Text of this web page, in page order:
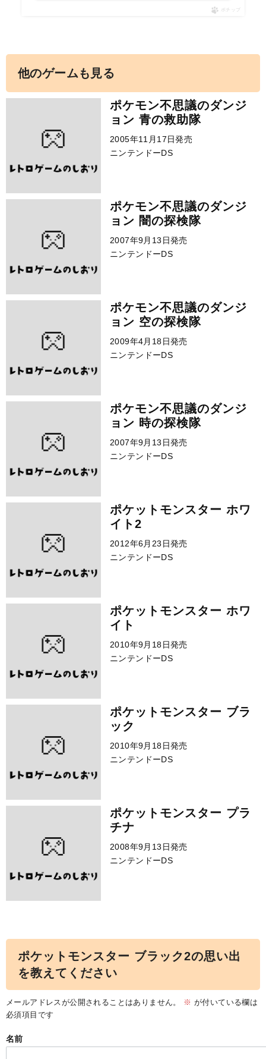
ポチップ
他のゲームも見る
ポケモン不思議のダンジ
ョン 青の救助隊
2005年11月17日発売
ニンテンドーDS
ポケモン不思議のダンジ
ョン 闇の探検隊
2007年9月13日発売
ニンテンドーDS
ポケモン不思議のダンジ
ョン 空の探検隊
2009年4月18日発売
ニンテンドーDS
ポケモン不思議のダンジ
ョン 時の探検隊
2007年9月13日発売
ニンテンドーDS
ポケットモンスター ホワ
イト2
2012年6月23日発売
ニンテンドーDS
ポケットモンスター ホワ
イト
2010年9月18日発売
ニンテンドーDS
ポケットモンスター ブラ
ック
2010年9月18日発売
ニンテンドーDS
ポケットモンスター プラ
チナ
2008年9月13日発売
ニンテンドーDS
ポケットモンスター ブラック2の思い出
を教えてください
メールアドレスが公開されることはありません。 ※ が付いている欄は
必須項目です
名前